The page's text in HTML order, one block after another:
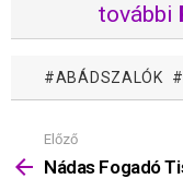
további
ABÁDSZALÓK
Mutass
többet
Előző
Nádas Fogadó